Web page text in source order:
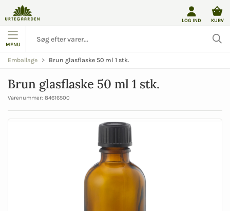
LOG IND KURV
MENU
Emballage Brun glasflaske 50 ml 1 stk.
Brun glasflaske 50 ml 1 stk.
Varenummer: 84616500